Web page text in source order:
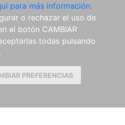
para más información.
o rechazar el uso de
el botón CAMBIAR
todas pulsando
PREFERENCIAS